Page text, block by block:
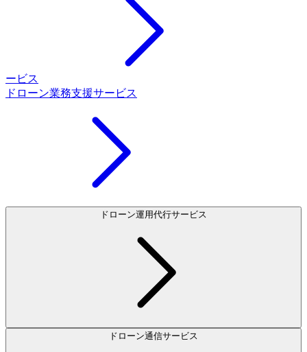
ービス
ドローン業務支援サービス
ドローン運用代行サービス
ドローン通信サービス